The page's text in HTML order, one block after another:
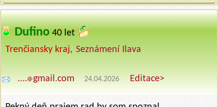
Dufino 40 let
Trenčiansky kraj, Seznámení Ilava
.... gmail.com 24.04.2026 Editace>